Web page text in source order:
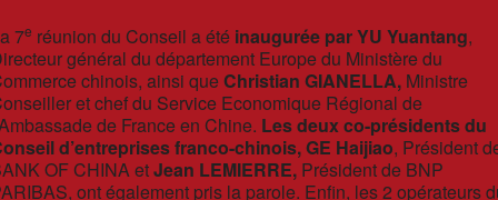
7e réunion du Conseil a été inaugurée par YU Yuantang,
général du département Europe du Ministère du
chinois, ainsi queChristian GIANELLA, Ministre
et chef du Service Economique Régional de
de France en Chine. Les deux co-présidents du
d’entreprises franco-chinois, GE Haijiao, Président
OF CHINA etJean LEMIERRE, Président de BNP
ont également pris la parole. Enfin, les 2 opérateurs